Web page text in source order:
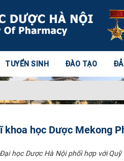
TUYỂN SINH ĐÀO TẠO
học Dược Mekong
học Dược Hà Nội phối hợp với